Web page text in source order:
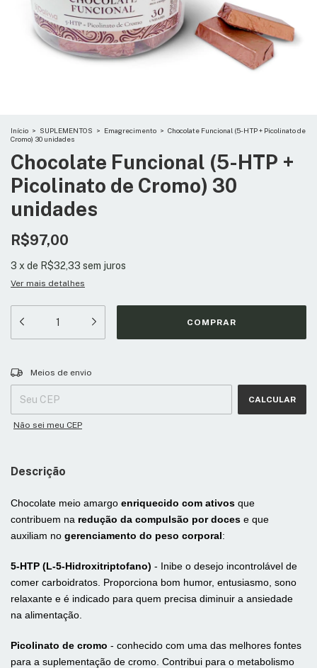
Início > SUPLEMENTOS > Emagrecimento > Chocolate Funcional (5-HTP + Picolinato de
Cromo) 30 unidades
Chocolate Funcional (5-HTP +
Picolinato de Cromo) 30
unidades
R$97,00
3 x de R$32,33 sem juros
Ver mais detalhes
Entregas para o CEP:
Meios de envio
CALCULAR
Não sei meu CEP
Descrição
Chocolate meio amargo enriquecido com ativos que
contribuem na redução da compulsão por doces e que
auxiliam no gerenciamento do peso corporal:
5-HTP (L-5-Hidroxitriptofano) - Inibe o desejo incontrolável de
comer carboidratos. Proporciona bom humor, entusiasmo, sono
relaxante e é indicado para quem precisa diminuir a ansiedade
na alimentação.
Picolinato de cromo - conhecido com uma das melhores fontes
para a suplementação de cromo. Contribui para o metabolismo